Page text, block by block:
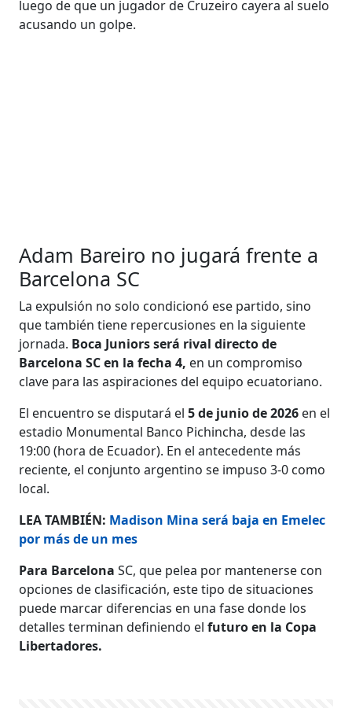
luego de que un jugador de Cruzeiro cayera al suelo
acusando un golpe.
Adam Bareiro no jugará frente a
Barcelona SC
La expulsión no solo condicionó ese partido, sino
que también tiene repercusiones en la siguiente
jornada. Boca Juniors será rival directo de
Barcelona SC en la fecha 4, en un compromiso
clave para las aspiraciones del equipo ecuatoriano.
El encuentro se disputará el5 de junio de 2026 en el
estadio Monumental Banco Pichincha, desde las
19:00 (hora de Ecuador). En el antecedente más
reciente, el conjunto argentino se impuso 3-0 como
local.
LEA TAMBIÉN: Madison Mina será baja en Emelec
por más de un mes
Para Barcelona SC, que pelea por mantenerse con
opciones de clasificación, este tipo de situaciones
puede marcar diferencias en una fase donde los
detalles terminan definiendo elfuturo en la Copa
Libertadores.